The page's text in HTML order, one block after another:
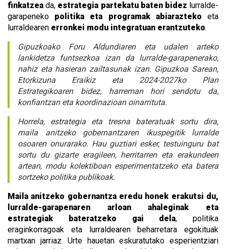
finkatzea da, estrategia partekatu baten bidez lurralde-
garapeneko politika eta programak abiarazteko eta
lurraldearen erronkei modu integratuan erantzuteko.
Gipuzkoako Foru Aldundiaren eta udalen arteko
lankidetza funtsezkoa izan da lurralde-garapenerako,
nahiz eta hasieran zailtasunak izan. Gipuzkoa Sarean,
Etorkizuna Eraikiz eta 2024-2027ko Plan
Estrategikoaren bidez, harreman hori sendotu da,
konfiantzan eta koordinazioan oinarrituta.
Horrela, estrategia eta tresna bateratuak sortu dira,
maila anitzeko gobernantzaren ikuspegitik lurralde
osoaren onurarako. Hau guztiari esker, testuinguru bat
sortu du gizarte eragileen, herritarren eta erakundeen
artean, modu kolektiboan esperimentatzeko eta batera
sortzeko politika publikoak.
Maila anitzeko gobernantza eredu honek erakutsi du,
lurralde-garapenaren arloan ahaleginak eta
estrategiak bateratzeko gai dela, politika
eraginkorragoak eta lurraldearen beharretara egokituak
martxan jarriaz. Urte hauetan eskuratutako esperientziari